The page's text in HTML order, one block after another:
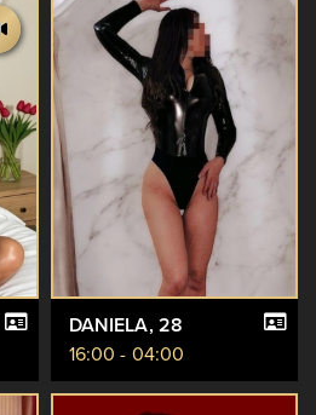
DANIELA, 28
16:00 - 04:00